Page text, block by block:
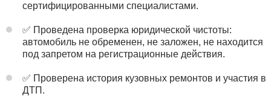
сертифицированными специалистами.
✅ Проведена проверка юридической чистоты:
автомобиль не обременен, не заложен, не находится
под запретом на регистрационные действия.
✅ Проверена история кузовных ремонтов и участия в
ДТП.